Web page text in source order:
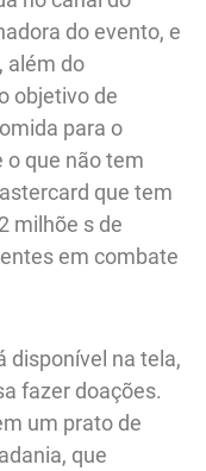
do evento, e
além do
objetivo de
para o
o que não tem
que tem
milhõe s de
em combate
disponível na tela,
fazer doações.
um prato de
que